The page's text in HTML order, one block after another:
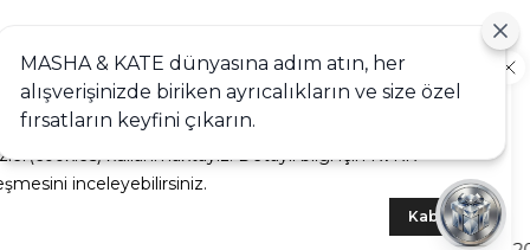
en iyi alışveriş deneyimini sunabilmek adına sitemizde
kullanmaktayız. Detaylı bilgi için KVKK
inceleyebilirsiniz.
Kabul Et
Sorular
MASHA & KATE dünyasına adım atın, her
alışverişinizde biriken ayrıcalıkların ve size özel
fırsatların keyfini çıkarın.